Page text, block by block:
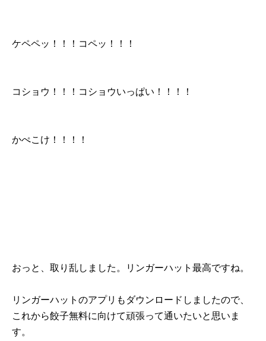
ケペペッ！！！コペッ！！！
コショウ！！！コショウいっぱい！！！！
かぺこけ！！！！
おっと、取り乱しました。リンガーハット最高ですね。
リンガーハットのアプリもダウンロードしましたので、
これから餃子無料に向けて頑張って通いたいと思いま
す。